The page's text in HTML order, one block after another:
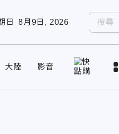
日 8月9日, 2026
大陸 影音